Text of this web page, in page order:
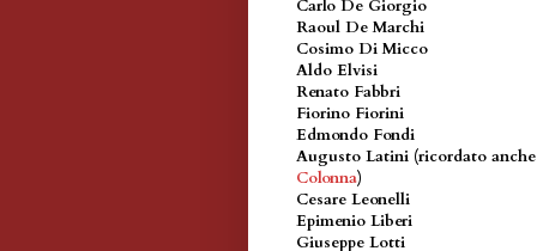
Carlo De Giorgio
Raoul De Marchi
Cosimo Di Micco
Aldo Elvisi
Renato Fabbri
Fiorino Fiorini
Edmondo Fondi
Augusto Latini (ricordato anche
Colonna)
Cesare Leonelli
Epimenio Liberi
Giuseppe Lotti